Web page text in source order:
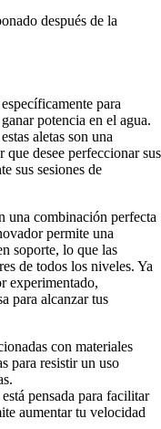
después de la
para
potencia en el agua.
aletas son una
que desee perfeccionar sus
sus sesiones de
una combinación perfecta
permite una
soporte, lo que las
de todos los niveles. Ya
experimentado,
para alcanzar tus
con materiales
para resistir un uso
pensada para facilitar
aumentar tu velocidad